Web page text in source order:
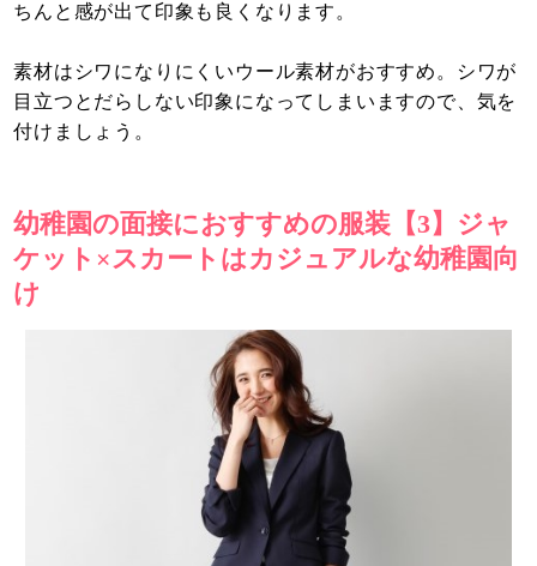
ちんと感が出て印象も良くなります。
素材はシワになりにくいウール素材がおすすめ。シワが
目立つとだらしない印象になってしまいますので、気を
付けましょう。
幼稚園の面接におすすめの服装【3】ジャ
ケット×スカートはカジュアルな幼稚園向
け